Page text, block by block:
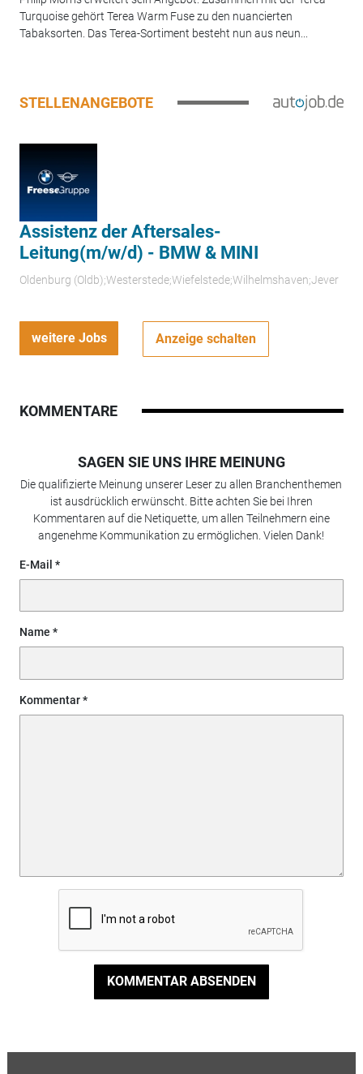
Turquoise gehört Terea Warm Fuse zu den nuancierten
Tabaksorten. Das Terea-Sortiment besteht nun aus neun...
STELLENANGEBOTE
Assistenz der Aftersales-
Leitung(m/w/d) - BMW & MINI
Oldenburg (Oldb);Westerstede;Wiefelstede;Wilhelmshaven;Jever
weitere Jobs Anzeige schalten
KOMMENTARE
SAGEN SIE UNS IHRE MEINUNG
Die qualifizierte Meinung unserer Leser zu allen Branchenthemen
ist ausdrücklich erwünscht. Bitte achten Sie bei Ihren
Kommentaren auf die Netiquette, um allen Teilnehmern eine
angenehme Kommunikation zu ermöglichen. Vielen Dank!
E-Mail
Name
Kommentar
KOMMENTAR ABSENDEN